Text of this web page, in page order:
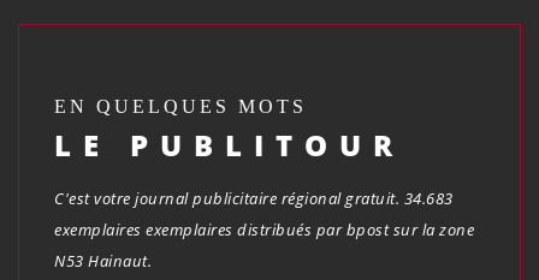
EN QUELQUES MOTS
LE PUBLITOUR
C'est votre journal publicitaire régional gratuit. 34.683
exemplaires exemplaires distribués par bpost sur la zone
N53 Hainaut.